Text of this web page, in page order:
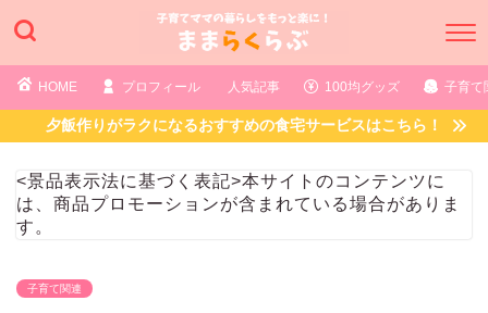
HOME プロフィール 人気記事 100均グッズ 子育て
夕飯作りがラクになるおすすめの食宅サービスはこちら！
<景品表示法に基づく表記>本サイトのコンテンツに
は、商品プロモーションが含まれている場合がありま
す。
子育て関連